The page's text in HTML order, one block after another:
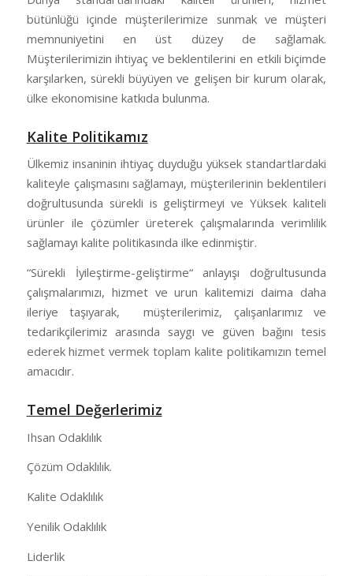
bütünlüğü içinde müşterilerimize sunmak ve müşteri
memnuniyetini en üst düzey de sağlamak.
Müşterilerimizin ihtiyaç ve beklentilerini en etkili biçimde
karşılarken, sürekli büyüyen ve gelişen bir kurum olarak,
ülke ekonomisine katkıda bulunma.
Kalite Politikamız
Ülkemiz insaninin ihtiyaç duyduğu yüksek standartlardaki
kaliteyle çalışmasını sağlamayı, müşterilerinin beklentileri
doğrultusunda sürekli is geliştirmeyi ve Yüksek kaliteli
ürünler ile çözümler üreterek çalışmalarında verimlilik
sağlamayı kalite politikasında ilke edinmiştir.
“Sürekli İyileştirme-geliştirme“ anlayışı doğrultusunda
çalışmalarımızı, hizmet ve urun kalitemizi daima daha
ileriye taşıyarak, müşterilerimiz, çalışanlarımız ve
tedarikçilerimiz arasında saygı ve güven bağını tesis
ederek hizmet vermek toplam kalite politikamızın temel
amacıdır.
Temel Değerlerimiz
Ihsan Odaklılık
Çözüm Odaklılık.
Kalite Odaklılık
Yenilik Odaklılık
Liderlik